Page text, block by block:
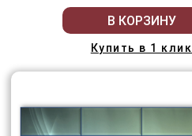
В КОРЗИНУ
Купить в 1 клик